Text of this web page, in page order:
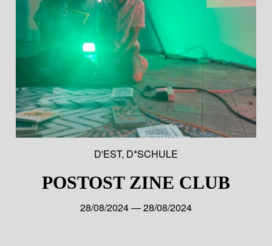
D'EST, D*SCHULE
POSTOST ZINE CLUB
28/08/2024 — 28/08/2024